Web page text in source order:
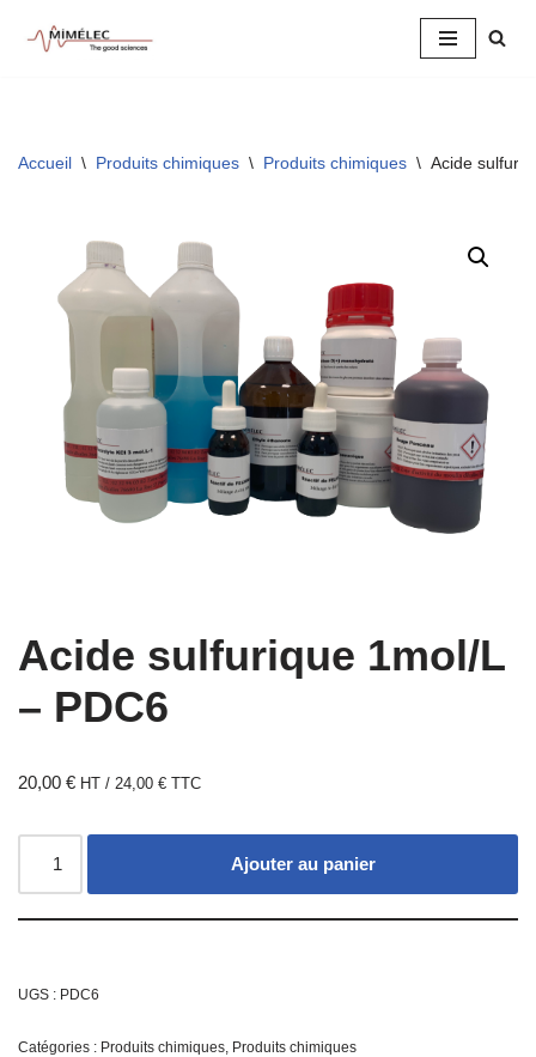
Accueil \ Produits chimiques \ Produits chimiques \ Acide
Acide sulfurique 1mol/L
– PDC6
20,00 € HT / 24,00 € TTC
Ajouter au panier
UGS : PDC6
Catégories : Produits chimiques Produits chimiques